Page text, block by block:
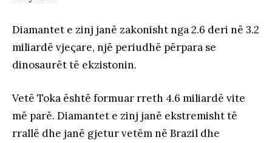
Diamantet e zinj janë zakonisht nga 2.6 deri në 3.2
miliardë vjeçare, një periudhë përpara se
dinosaurët të ekzistonin.
Vetë Toka është formuar rreth 4.6 miliardë vite
më parë. Diamantet e zinj janë ekstremisht të
rrallë dhe janë gjetur vetëm në Brazil dhe